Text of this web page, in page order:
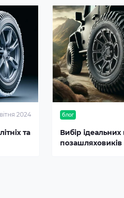
2024
та
блог
Вибір
позашляховиків